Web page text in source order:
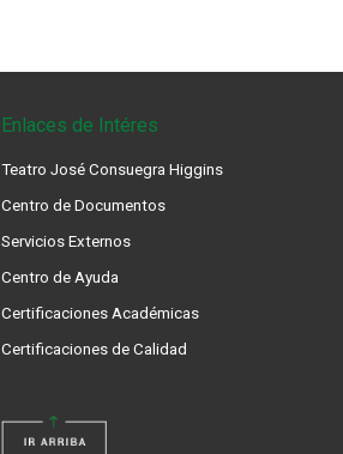
Enlaces de Intéres
Teatro José Consuegra Higgins
Centro de Documentos
Servicios Externos
Centro de Ayuda
Certificaciones Académicas
Certificaciones de Calidad